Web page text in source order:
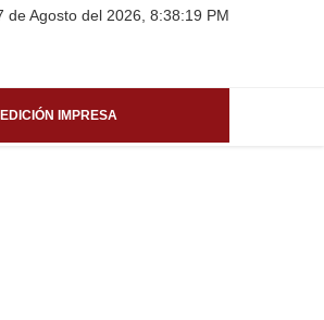
de Agosto del 2026, 8:38:19 PM
EDICIÓN IMPRESA